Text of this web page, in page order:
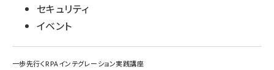
セキュリティ
イベント
一歩先行くRPAインテグレーション実践講座